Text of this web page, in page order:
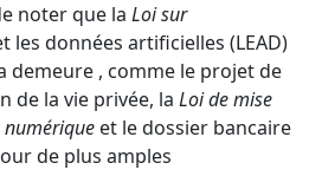
noter que la Loi sur
les données artificielles (LEAD)
demeure , comme le projet de
de la vie privée, la Loi de mise
et le dossier bancaire
de plus amples